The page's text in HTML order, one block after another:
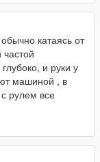
катаясь от
и руки у
машиной , в
рулем все